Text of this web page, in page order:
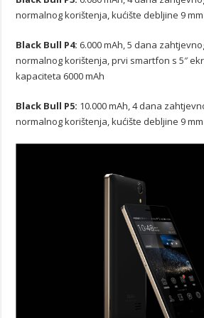
normalnog korištenja, kućište debljine 9 mm
Black Bull P4: 6.000 mAh, 5 dana
normalnog korištenja, prvi smartfon s 5″
kapaciteta 6000 mAh
Black Bull P5: 10.000 mAh, 4 dana
normalnog korištenja, kućište debljine 9 mm